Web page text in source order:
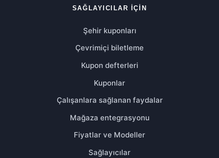
SAĞLAYICILAR IÇIN
Şehir kuponları
Çevrimiçi biletleme
Kupon defterleri
Kuponlar
Çalışanlara sağlanan faydalar
Mağaza entegrasyonu
Fiyatlar ve Modeller
Sağlayıcılar